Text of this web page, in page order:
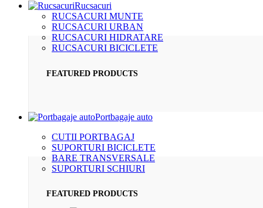
Rucsacuri
RUCSACURI MUNTE
RUCSACURI URBAN
RUCSACURI HIDRATARE
RUCSACURI BICICLETE
FEATURED PRODUCTS
Portbagaje auto
CUTII PORTBAGAJ
SUPORTURI BICICLETE
BARE TRANSVERSALE
SUPORTURI SCHIURI
FEATURED PRODUCTS